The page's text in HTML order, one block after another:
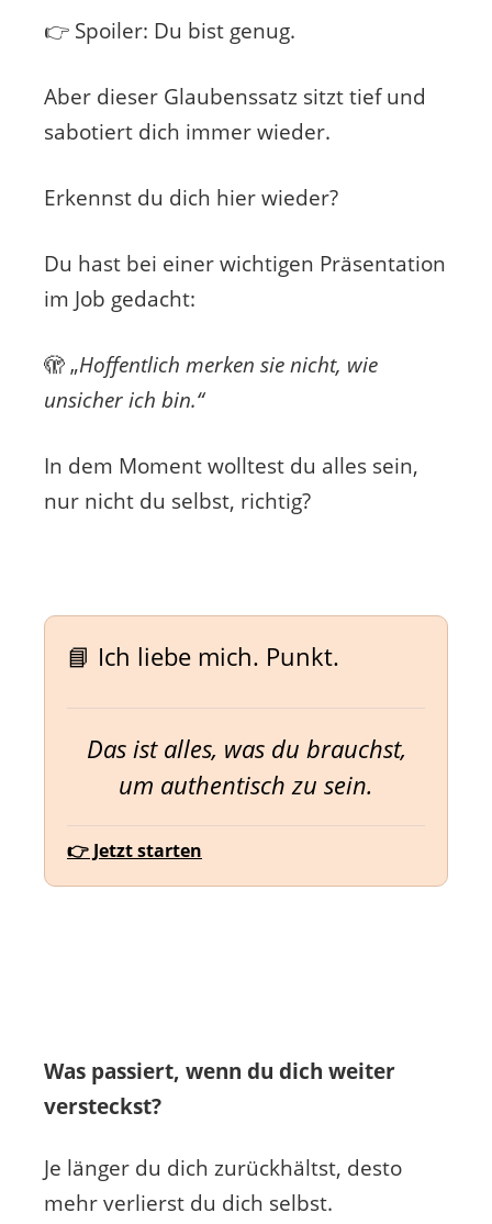
👉 Spoiler: Du bist genug.
Aber dieser Glaubenssatz sitzt tief und
sabotiert dich immer wieder.
Erkennst du dich hier wieder?
Du hast bei einer wichtigen Präsentation
im Job gedacht:
🫣 „Hoffentlich merken sie nicht, wie
unsicher ich bin.“
In dem Moment wolltest du alles sein,
nur nicht du selbst, richtig?
📘 Ich liebe mich. Punkt.
Das ist alles, was du brauchst,
um authentisch zu sein.
👉 Jetzt starten
Was passiert, wenn du dich weiter
versteckst?
Je länger du dich zurückhältst, desto
mehr verlierst du dich selbst.